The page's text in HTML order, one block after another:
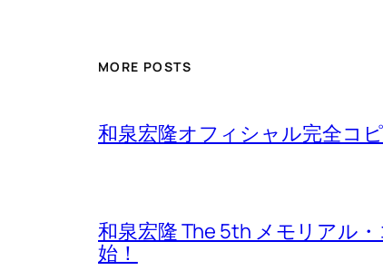
MORE POSTS
和泉宏隆オフィシャル完全コ
和泉宏隆 The 5th メモリアル
始！